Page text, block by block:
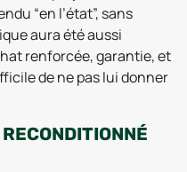
“en l’état”, sans
aura été aussi
renforcée, garantie, et
de ne pas lui donner